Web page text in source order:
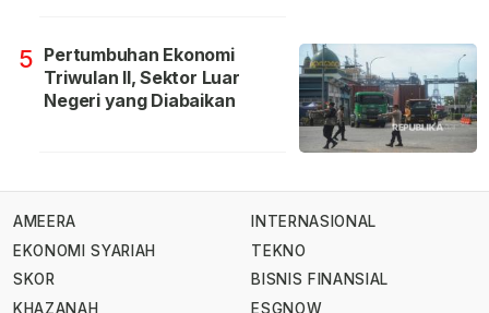
5 Pertumbuhan Ekonomi
Triwulan II, Sektor Luar
Negeri yang Diabaikan
AMEERA
EKONOMI SYARIAH
SKOR
KHAZANAH
INTERNASIONAL
TEKNO
BISNIS FINANSIAL
ESGNOW